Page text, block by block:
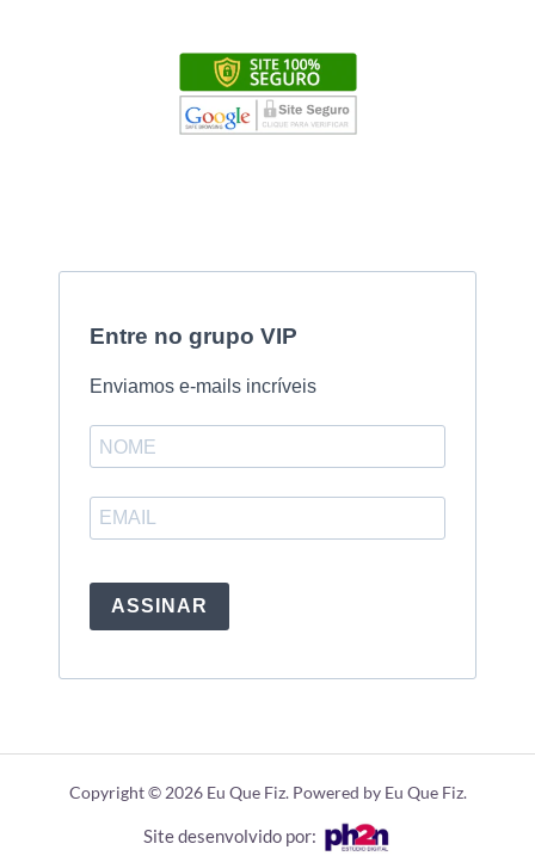
Entre no grupo VIP
Enviamos e-mails incríveis
ASSINAR
Copyright © 2026 Eu Que Fiz. Powered by Eu Que Fiz.
Site desenvolvido por: